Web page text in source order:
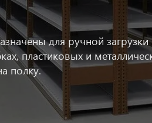
для ручной
пластиковых и
полку.